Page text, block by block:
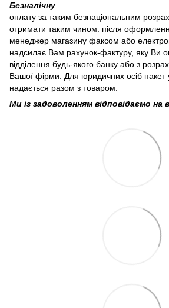
Безналічну
оплату за таким безнаціональним
отримати таким чином: після
менеджер магазину факсом або
надсилає Вам рахунок-фактуру, яку Ви
відділення будь-якого банку або з
Вашої фірми. Для юридичних осіб пакет
надається разом з товаром.
Ми із задоволенням відповідаємо на